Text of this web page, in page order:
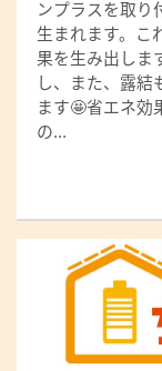
ンプラスを取り
生まれます。こ
果を生み出しま
し、また、露結
ます🤩省エネ効
の...